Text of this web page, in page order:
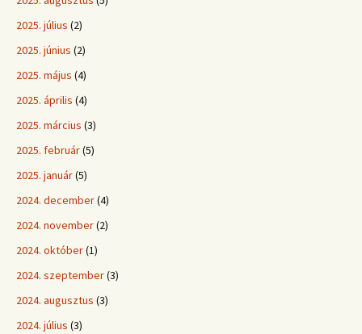
2025. július (2)
2025. június (2)
2025. május (4)
2025. április (4)
2025. március (3)
2025. február(5)
2025. január(5)
2024. december(4)
2024. november(2)
2024. október(1)
2024. szeptember(3)
2024. augusztus (3)
2024. július (3)